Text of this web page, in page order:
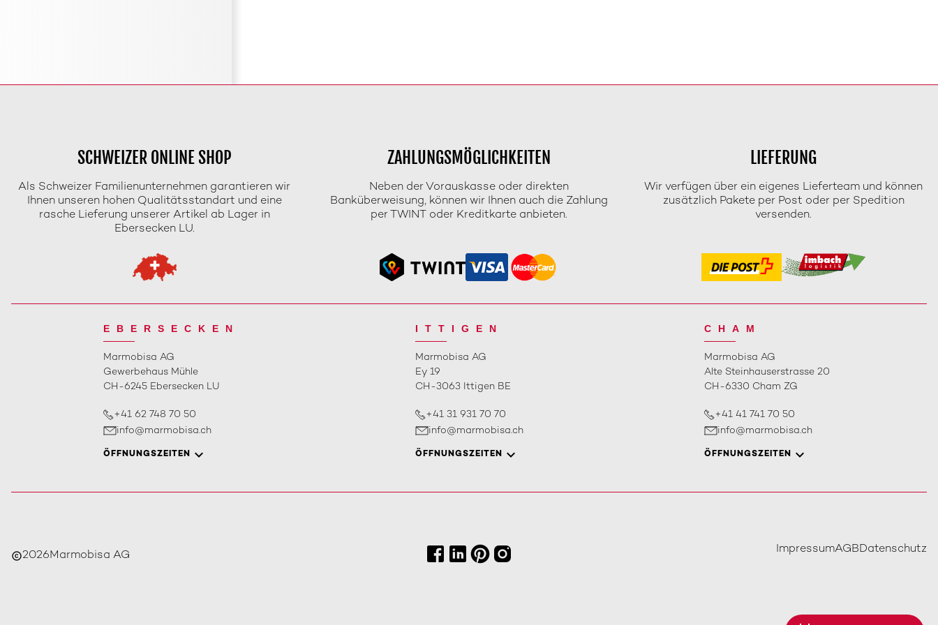
SCHWEIZER ONLINE SHOP
Als Schweizer Familienunternehmen garantieren wir
Ihnen unseren hohen Qualitätsstandart und eine
rasche Lieferung unserer Artikel ab Lager in
Ebersecken LU.
ZAHLUNGSMÖGLICHKEITEN
Neben der Vorauskasse oder direkten
Banküberweisung, können wir Ihnen auch die Zahlung
per TWINT oder Kreditkarte anbieten.
LIEFERUNG
Wir verfügen über ein eigenes Lieferteam und können
zusätzlich Pakete per Post oder per Spedition
versenden.
EBERSECKEN
Marmobisa AG
Gewerbehaus Mühle
CH-6245 Ebersecken LU
+41 62 748 70 50
info@marmobisa.ch
ÖFFNUNGSZEITEN
ITTIGEN
Marmobisa AG
Ey 19
CH-3063 Ittigen BE
+41 31 931 70 70
info@marmobisa.ch
ÖFFNUNGSZEITEN
CHAM
Marmobisa AG
Alte Steinhauserstrasse 20
CH-6330 Cham ZG
+41 41 741 70 50
info@marmobisa.ch
ÖFFNUNGSZEITEN
copyright2026Marmobisa AG
ImpressumAGBDatenschutz